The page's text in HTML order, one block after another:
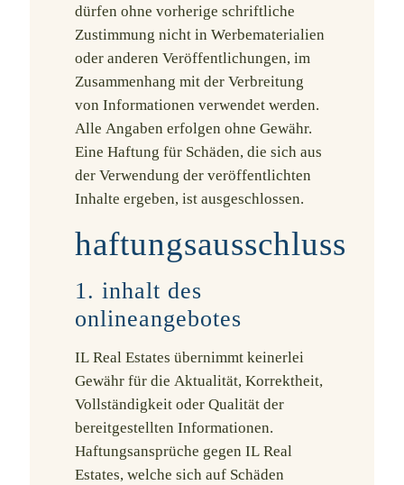
dürfen ohne vorherige schriftliche
Zustimmung nicht in Werbematerialien
oder anderen Veröffentlichungen, im
Zusammenhang mit der Verbreitung
von Informationen verwendet werden.
Alle Angaben erfolgen ohne Gewähr.
Eine Haftung für Schäden, die sich aus
der Verwendung der veröffentlichten
Inhalte ergeben, ist ausgeschlossen.
haftungsausschluss
1. inhalt des
onlineangebotes
IL Real Estates übernimmt keinerlei
Gewähr für die Aktualität, Korrektheit,
Vollständigkeit oder Qualität der
bereitgestellten Informationen.
Haftungsansprüche gegen IL Real
Estates, welche sich auf Schäden